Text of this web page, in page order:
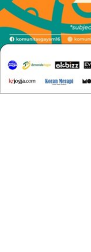
Sementara itu, FX
Kebudayaan
yang menarik.
Indonesia, dan
sekarang ini
“Dari berbagai